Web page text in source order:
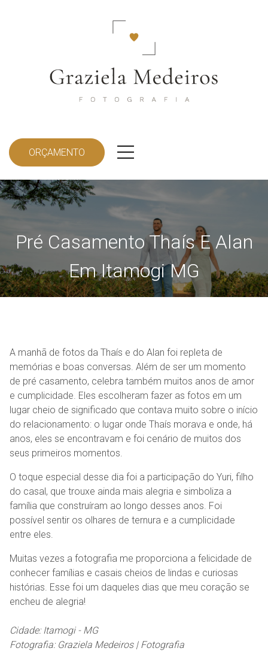
ORÇAMENTO
Pré Casamento Thaís E Alan
Em Itamogi MG
A manhã de fotos da Thaís e do Alan foi repleta de
memórias e boas conversas. Além de ser um momento
de pré casamento, celebra também muitos anos de amor
e cumplicidade. Eles escolheram fazer as fotos em um
lugar cheio de significado que contava muito sobre o início
do relacionamento: o lugar onde Thaís morava e onde, há
anos, eles se encontravam e foi cenário de muitos dos
seus primeiros momentos.
O toque especial desse dia foi a participação do Yuri, filho
do casal, que trouxe ainda mais alegria e simboliza a
família que construíram ao longo desses anos. Foi
possível sentir os olhares de ternura e a cumplicidade
entre eles.
Muitas vezes a fotografia me proporciona a felicidade de
conhecer famílias e casais cheios de lindas e curiosas
histórias. Esse foi um daqueles dias que meu coração se
encheu de alegria!
Cidade: Itamogi - MG
Fotografia: Graziela Medeiros | Fotografia